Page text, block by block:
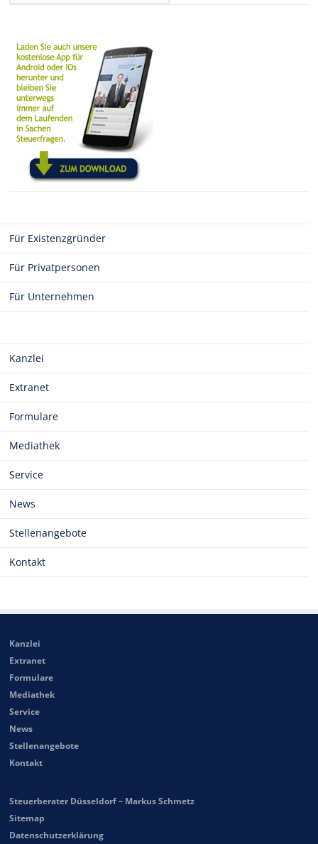
Für Existenzgründer
Für Privatpersonen
Für Unternehmen
Kanzlei
Extranet
Formulare
Mediathek
Service
News
Stellenangebote
Kontakt
Kanzlei
Extranet
Formulare
Mediathek
Service
News
Stellenangebote
Kontakt
Steuerberater Düsseldorf – Markus Schmetz
Sitemap
Datenschutzerklärung